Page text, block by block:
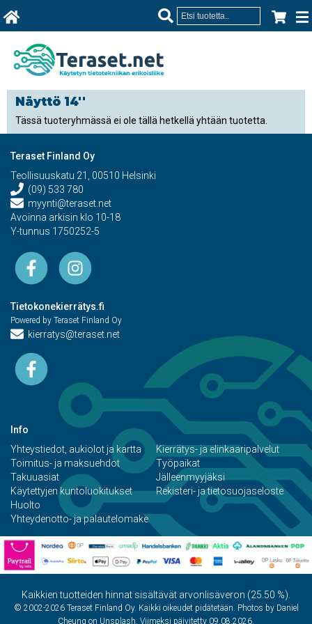
Näyttö 14''
Tässä tuoteryhmässä ei ole tällä hetkellä yhtään tuotetta.
Teraset Finland Oy
Teollisuuskatu 21, 00510 Helsinki
(09) 533 780
myynti@teraset.net
Avoinna arkisin klo 10-18
Y-tunnus 1750252-5
Tietokonekierrätys.fi
Powered by Teraset Finland Oy
kierratys@teraset.net
Info
Yhteystiedot, aukiolot ja kartta
Toimitus- ja maksuehdot
Takuuasiat
Käytettyjen kuntoluokitukset
Huolto
Yhteydenotto- ja palautelomake
Kierrätys- ja elinkaaripalvelut
Työpaikat
Jälleenmyyjäksi
Rekisteri- ja tietosuojaseloste
Kaikkien tuotteiden hinnat sisältävät arvonlisäveron (25.50 %).
© 2002-2026 Teraset Finland Oy. Kaikki oikeudet pidätetään. Photos by Daniel
Cheung on Unsplash. Viimeksi päivitetty 09.08.2026.